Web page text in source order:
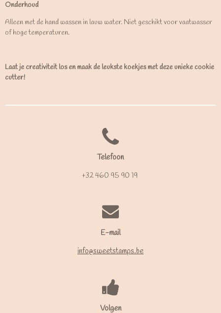
Onderhoud
Alleen met de hand wassen in lauw water. Niet geschikt voor vaatwasser
of hoge temperaturen.
Laat je creativiteit los en maak de leukste koekjes met deze unieke cookie
cutter!
Telefoon
+32 460 95 90 19
E-mail
info@sweetstamps.be
Volgen